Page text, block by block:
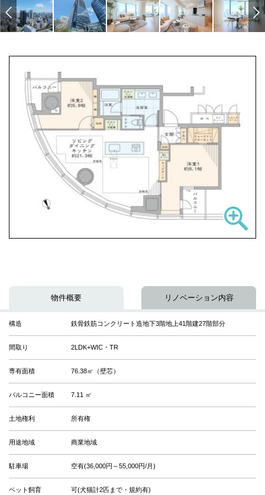
物件概要 リノベーション内容
構造 鉄骨鉄筋コンクリート造地下3階地上41階建27階部分
間取り 2LDK+WIC・TR
専有面積 76.38㎡（壁芯）
バルコニー面積 7.11 ㎡
土地権利 所有権
用途地域 商業地域
駐車場 空有(36,000円～55,000円/月)
ペット飼育 可(犬猫計2匹まで・規約有)